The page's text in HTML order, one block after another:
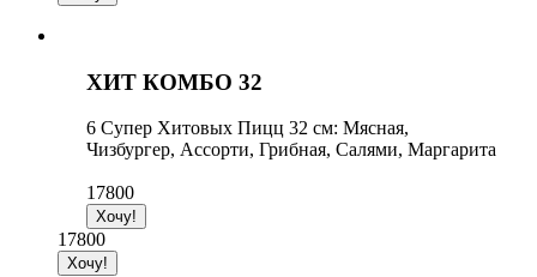
ХИТ КОМБО 32
6 Супер Хитовых Пицц 32 см: Мясная,
Чизбургер, Ассорти, Грибная, Салями, Маргарита
17800
17800